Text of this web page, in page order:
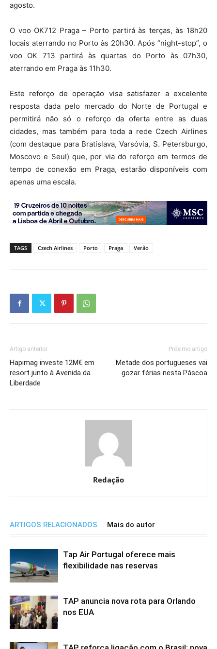
agosto.
O voo OK712 Praga – Porto partirá às terças, às 18h20
locais aterrando no Porto às 20h30. Após “night-stop”, o
voo OK 713 partirá às quartas do Porto às 07h30,
aterrando em Praga às 11h30.
Este reforço de operação visa satisfazer a excelente
resposta dada pelo mercado do Norte de Portugal e
permitirá não só o reforço da oferta entre as duas
cidades, mas também para toda a rede Czech Airlines
(com destaque para Bratislava, Varsóvia, S. Petersburgo,
Moscovo e Seul) que, por via do reforço em termos de
tempo de conexão em Praga, estarão disponíveis com
apenas uma escala.
TAGS Czech Airlines Porto Praga Verão
Artigo anterior
Hapimag investe 12M€ em
resort junto à Avenida da
Liberdade
Próximo artigo
Metade dos portugueses vai
gozar férias nesta Páscoa
Redação
ARTIGOS RELACIONADOS Mais do autor
Tap Air Portugal oferece mais
flexibilidade nas reservas
TAP anuncia nova rota para Orlando
nos EUA